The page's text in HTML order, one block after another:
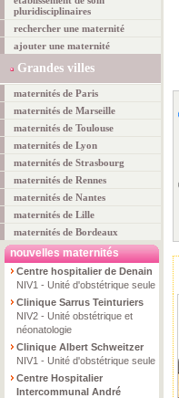
pluridisciplinaires
rechercher une maternité
ajouter une maternité
Grandes villes
maternités de Paris
maternités de Marseille
maternités de Toulouse
maternités de Lyon
maternités de Strasbourg
maternités de Rennes
maternités de Nantes
maternités de Lille
maternités de Bordeaux
nouvelles maternités
Centre hospitalier de Denain
NIV1 - Unité d'obstétrique seule
Clinique Sarrus Teinturiers
NIV2 - Unité obstétrique et
néonatologie
Clinique Albert Schweitzer
NIV1 - Unité d'obstétrique seule
Centre Hospitalier
Intercommunal André